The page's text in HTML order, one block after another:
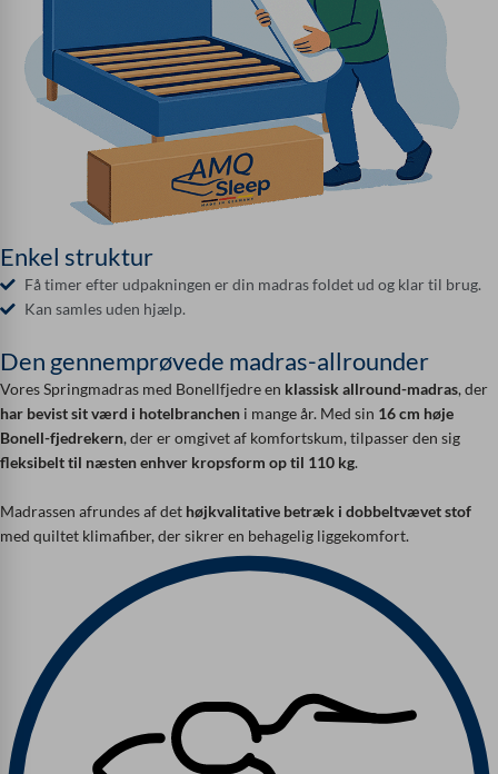
Enkel struktur
Få timer efter udpakningen er din madras foldet ud og klar til brug.
Kan samles uden hjælp.
Den gennemprøvede madras-allrounder
Vores Springmadras med Bonellfjedre en klassisk allround-madras, der
har bevist sit værd i hotelbranchen i mange år. Med sin 16 cm høje
Bonell-fjedrekern, der er omgivet af komfortskum, tilpasser den sig
fleksibelt til næsten enhver kropsform op til 110 kg.
Madrassen afrundes af det højkvalitative betræk i dobbeltvævet stof
med quiltet klimafiber, der sikrer en behagelig liggekomfort.